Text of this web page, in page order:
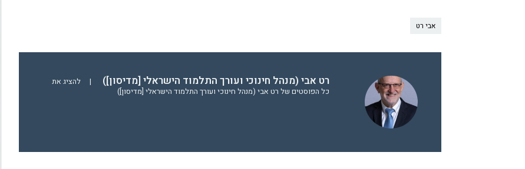
אבי רט
רט אבי (מנהל חינוכי ועורך התלמוד הישראלי [מדיסון]) |
להציג את
כל הפוסטים של רט אבי (מנהל חינוכי ועורך התלמוד הישראלי [מדיסון])